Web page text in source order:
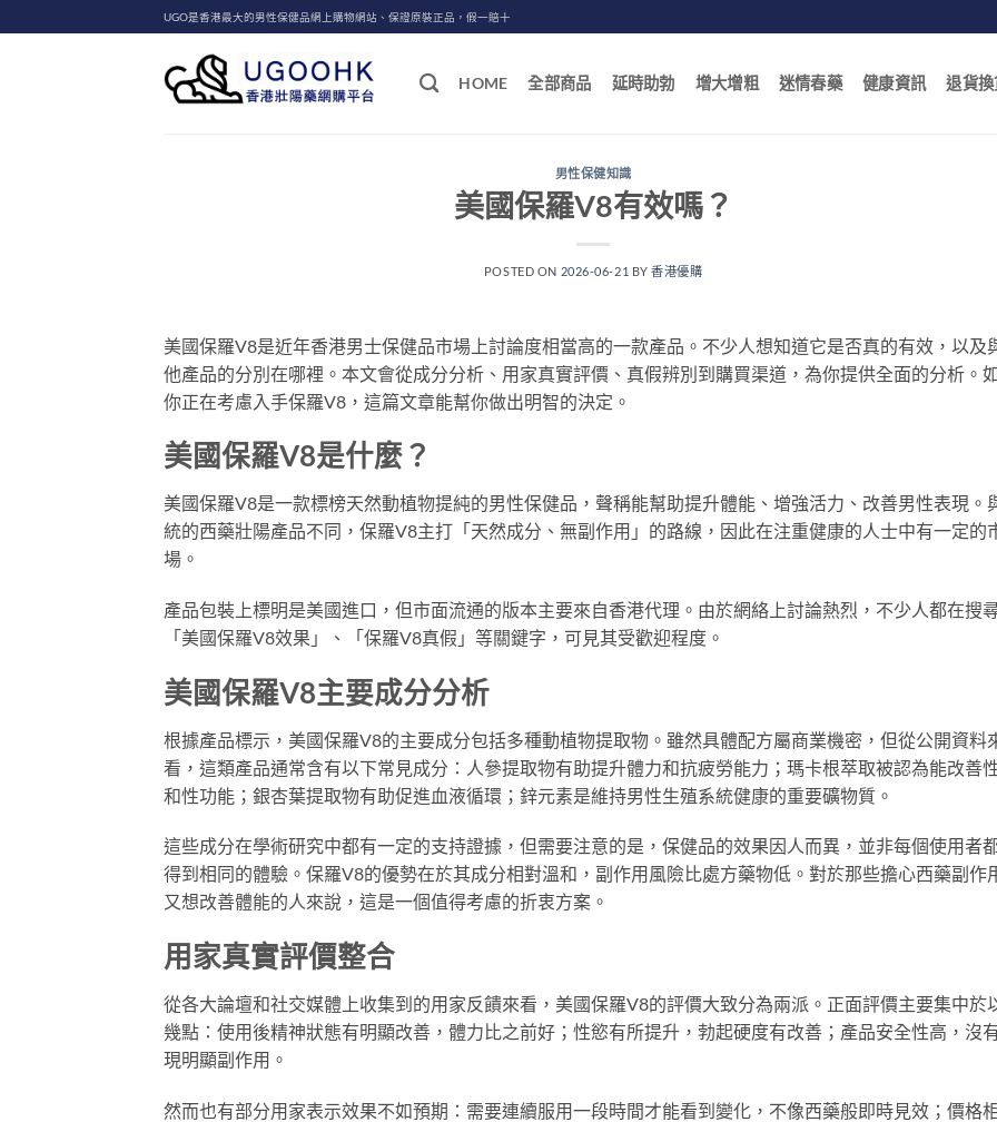
to
UGO是香港最大的男性保健品網上購物網站、保證原裝正品，假一賠十
HOME 全部商品 延時助勃 增大增粗 迷情春藥 健康資訊 退貨換
男性保健知識
美國保羅V8有效嗎？
POSTED ON 2026-06-21 BY香港優購
美國保羅V8是近年香港男士保健品市場上討論度相當高的一款產品。不少人想知道它是否真的有效，以及
他產品的分別在哪裡。本文會從成分分析、用家真實評價、真假辨別到購買渠道，為你提供全面的分析。
你正在考慮入手保羅V8，這篇文章能幫你做出明智的決定。
美國保羅V8是什麼？
美國保羅V8是一款標榜天然動植物提純的男性保健品，聲稱能幫助提升體能、增強活力、改善男性表現。
統的西藥壯陽產品不同，保羅V8主打「天然成分、無副作用」的路線，因此在注重健康的人士中有一定的
場。
產品包裝上標明是美國進口，但市面流通的版本主要來自香港代理。由於網絡上討論熱烈，不少人都在搜
「美國保羅V8效果」、「保羅V8真假」等關鍵字，可見其受歡迎程度。
美國保羅V8主要成分分析
根據產品標示，美國保羅V8的主要成分包括多種動植物提取物。雖然具體配方屬商業機密，但從公開資料
看，這類產品通常含有以下常見成分：人參提取物有助提升體力和抗疲勞能力；瑪卡根萃取被認為能改善
和性功能；銀杏葉提取物有助促進血液循環；鋅元素是維持男性生殖系統健康的重要礦物質。
這些成分在學術研究中都有一定的支持證據，但需要注意的是，保健品的效果因人而異，並非每個使用者
得到相同的體驗。保羅V8的優勢在於其成分相對溫和，副作用風險比處方藥物低。對於那些擔心西藥副作
又想改善體能的人來說，這是一個值得考慮的折衷方案。
用家真實評價整合
從各大論壇和社交媒體上收集到的用家反饋來看，美國保羅V8的評價大致分為兩派。正面評價主要集中於
幾點：使用後精神狀態有明顯改善，體力比之前好；性慾有所提升，勃起硬度有改善；產品安全性高，沒
現明顯副作用。
然而也有部分用家表示效果不如預期：需要連續服用一段時間才能看到變化，不像西藥般即時見效；價格